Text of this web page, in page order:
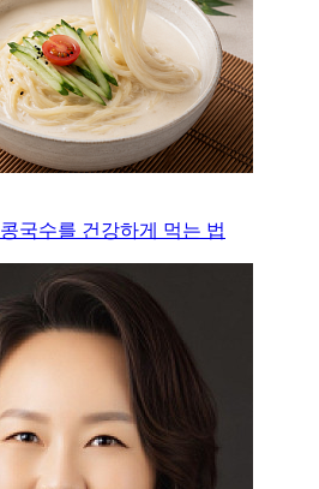
국수를 건강하게 먹는 법